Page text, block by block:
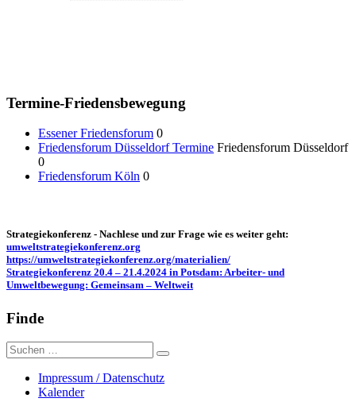
Termine-Friedensbewegung
Essener Friedensforum 0
Friedensforum Düsseldorf Termine Friedensforum Düsseldorf
0
Friedensforum Köln 0
Strategiekonferenz - Nachlese und zur Frage wie es weiter geht:
umweltstrategiekonferenz.org
https://umweltstrategiekonferenz.org/materialien/
Strategiekonferenz 20.4 – 21.4.2024 in Potsdam: Arbeiter- und
Umweltbewegung: Gemeinsam – Weltweit
Finde
Suche
nach:
Impressum / Datenschutz
Kalender